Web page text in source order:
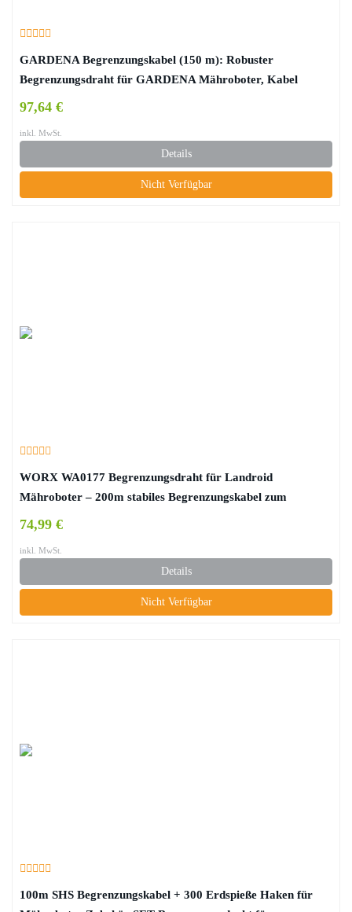
GARDENA Begrenzungskabel (150 m): Robuster
Begrenzungsdraht für GARDENA Mähroboter, Kabel
alle GARDENA Mähroboter (4088-20)
97,64 €
inkl. MwSt.
Details
Nicht Verfügbar
WORX WA0177 Begrenzungsdraht für Landroid
Mähroboter – 200m stabiles Begrenzungskabel zum
74,99 €
inkl. MwSt.
Details
Nicht Verfügbar
100m SHS Begrenzungskabel + 300 Erdspieße Haken für